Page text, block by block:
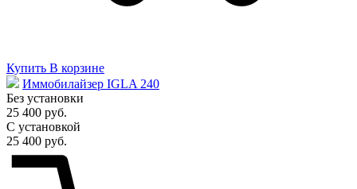
Купить В корзине
Иммобилайзер IGLA 240
Без установки
25 400 руб.
С установкой
25 400 руб.